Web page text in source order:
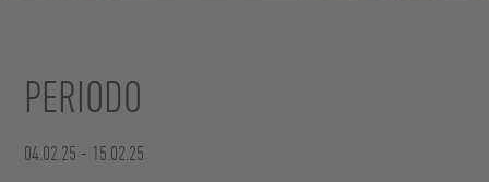
PERIODO
04.02.25 - 15.02.25